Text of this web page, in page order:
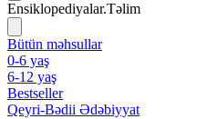
Ensiklopediyalar.Təlim
Bütün məhsullar
0-6 yaş
6-12 yaş
Bestseller
Qeyri-Bədii Ədəbiyyat